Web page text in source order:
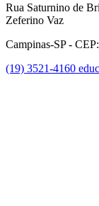
Rua Saturnino de
Zeferino Vaz
Campinas-SP -
(19) 3521-4160